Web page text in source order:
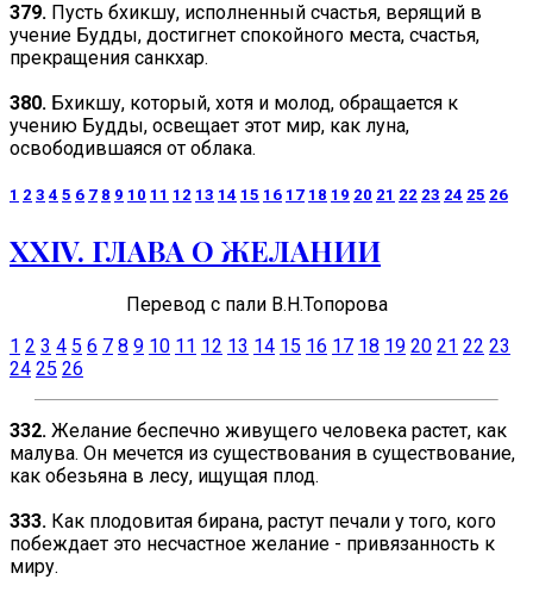
379. Пусть бхикшу, исполненный счастья, верящий в
учение Будды, достигнет спокойного места, счастья,
прекращения санкхар.
380. Бхикшу, который, хотя и молод, обращается к
учению Будды, освещает этот мир, как луна,
освободившаяся от облака.
1 2 3 4 5 6 7 8 9 10 11 12 13 14 15 16 17 18 19 20 21 22 23 24 25 26
ХХIV. ГЛАВА О ЖЕЛАНИИ
Перевод с пали В.Н.Топорова
1 2 3 4 5 6 7 8 9 10 11 12 13 14 15 16 17 18 19 20 21 22 23
24 25 26
332. Желание беспечно живущего человека растет, как
малува. Он мечется из существования в существование,
как обезьяна в лесу, ищущая плод.
333. Как плодовитая бирана, растут печали у того, кого
побеждает это несчастное желание - привязанность к
миру.